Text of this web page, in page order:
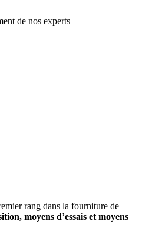
de nos experts
rang dans la fourniture de
moyens d’essais et moyens